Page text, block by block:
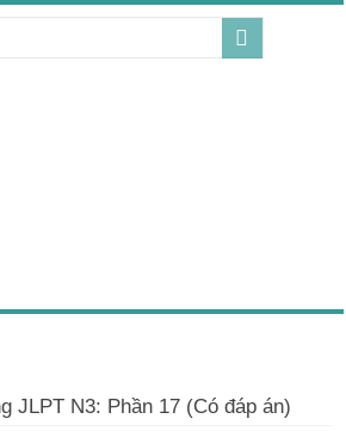
JLPT N3: Phần 17 (Có đáp án)